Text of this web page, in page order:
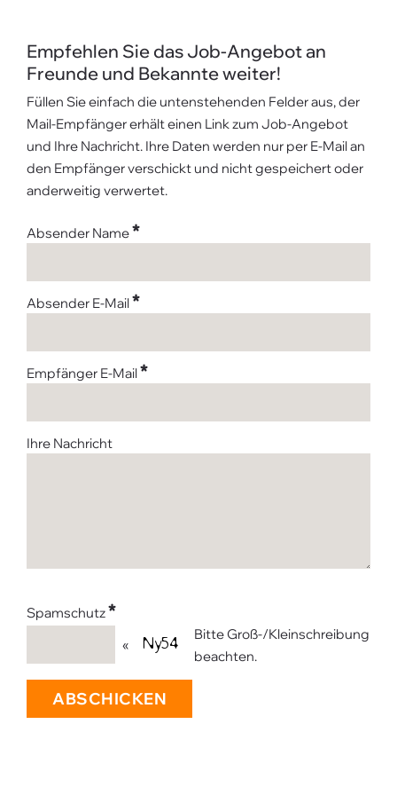
Empfehlen Sie das Job-Angebot an
Freunde und Bekannte weiter!
Füllen Sie einfach die untenstehenden Felder aus, der
Mail-Empfänger erhält einen Link zum Job-Angebot
und Ihre Nachricht. Ihre Daten werden nur per E-Mail an
den Empfänger verschickt und nicht gespeichert oder
anderweitig verwertet.
Absender Name*
Absender E-Mail*
Empfänger E-Mail*
Ihre Nachricht
Spamschutz*
«
Bitte Groß-/Kleinschreibung
beachten.